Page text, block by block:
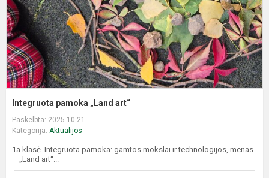
Integruota pamoka „Land art“
Paskelbta: 2025-10-21
Kategorija: Aktualijos
1a klasė. Integruota pamoka: gamtos mokslai ir technologijos, menas
– „Land art“...